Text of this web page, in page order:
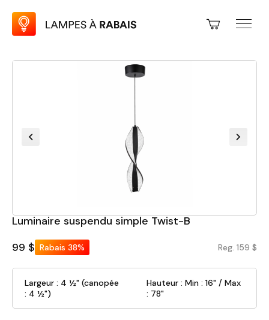
Luminaire suspendu simple Twist-B
99 $ Rabais 38% Reg. 159 $
Largeur : 4 ½" (canopée
: 4 ½")
Hauteur : Min : 16" / Max
: 78"